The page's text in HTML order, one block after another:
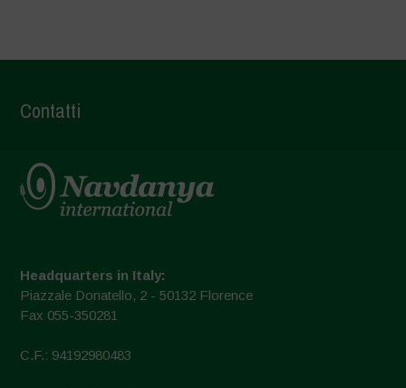
Contatti
Headquarters in Italy:
Piazzale Donatello, 2 - 50132 Florence
Fax 055-350281
C.F.: 94192980483